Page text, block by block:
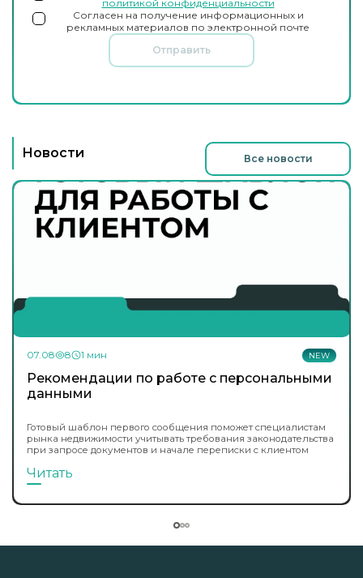
политикой конфиденциальности
Согласен на получение информационных и
рекламных материалов по электронной почте
Отправить
Новости Все новости
NEW
07.08 8 1 мин
Рекомендации по работе с персональными
данными
Готовый шаблон первого сообщения поможет специалистам
рынка недвижимости учитывать требования законодательства
при запросе документов и начале переписки с клиентом
Читать